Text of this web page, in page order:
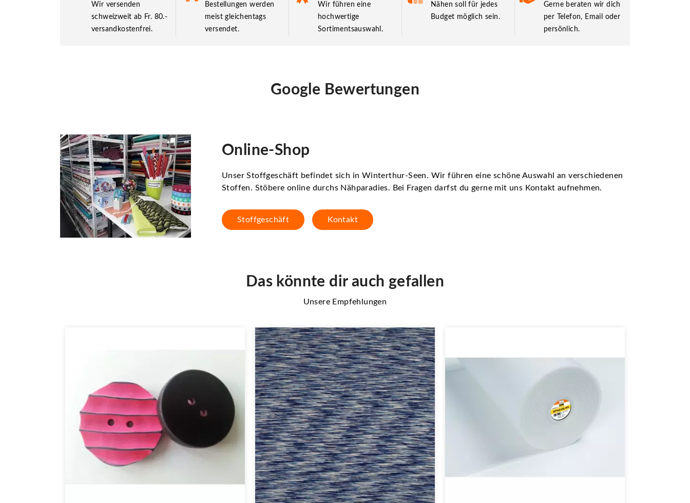
Wir versenden
schweizweit ab Fr. 80.-
versandkostenfrei.
Bestellungen werden
meist gleichentags
versendet.
Wir führen eine
hochwertige
Sortimentsauswahl.
Nähen soll für jedes
Budget möglich sein.
Gerne beraten wir dich
per Telefon, Email oder
persönlich.
Google Bewertungen
Online-Shop
Unser Stoffgeschäft befindet sich in Winterthur-Seen. Wir führen eine schöne Auswahl an verschiedenen
Stoffen. Stöbere online durchs Nähparadies. Bei Fragen darfst du gerne mit uns Kontakt aufnehmen.
Stoffgeschäft Kontakt
Das könnte dir auch gefallen
Unsere Empfehlungen